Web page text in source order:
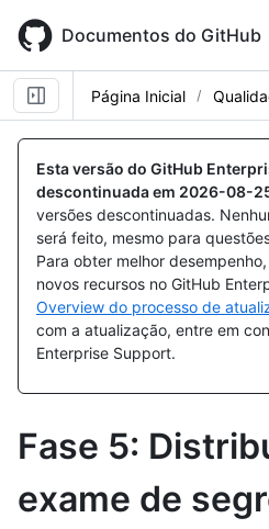
main
content
Documentos do GitHub
Página Inicial
Esta versão do GitHub
descontinuada em 2026-08-
versões descontinuadas.
será feito, mesmo para
Para obter melhor
novos recursos no GitHub
Overview do processo de
com a atualização, entre em
Enterprise Support.
Fase 5:
exame de